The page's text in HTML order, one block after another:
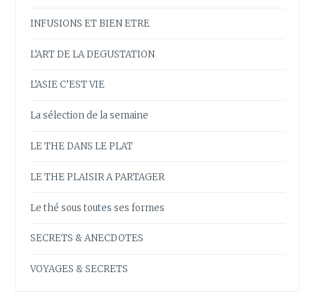
INFUSIONS ET BIEN ETRE
L’ART DE LA DEGUSTATION
L’ASIE C’EST VIE
La sélection de la semaine
LE THE DANS LE PLAT
LE THE PLAISIR A PARTAGER
Le thé sous toutes ses formes
SECRETS & ANECDOTES
VOYAGES & SECRETS